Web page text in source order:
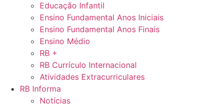
Educação Infantil
Ensino Fundamental Anos Iniciais
Ensino Fundamental Anos Finais
Ensino Médio
RB +
RB Currículo Internacional
Atividades Extracurriculares
RB Informa
Notícias